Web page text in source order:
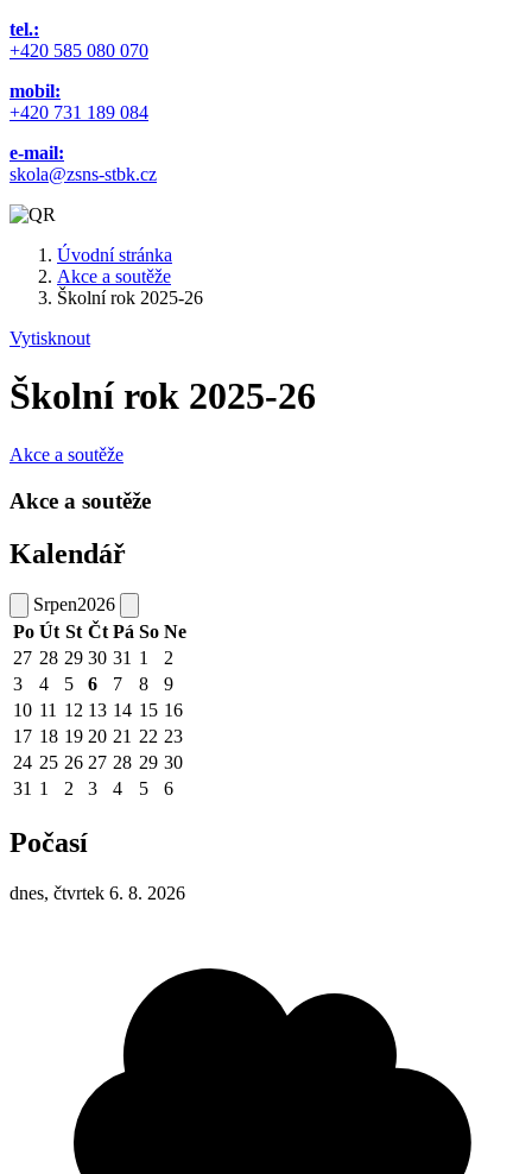
tel.:
+420 585 080 070
mobil:
+420 731 189 084
e-mail:
skola@zsns-stbk.cz
Úvodní stránka
Akce a soutěže
Školní rok 2025-26
Vytisknout
Školní rok 2025-26
Akce a soutěže
Akce a soutěže
Kalendář
Srpen2026
Po Út St Čt Pá So Ne
27 28 29 30 31 1
2
3
4 5 6 7 8
9
10 11 12 13 14 15 16
17 18 19 20 21 22 23
24 25 26 27 28 29 30
31 1 2 3 4 5 6
Počasí
dnes, čtvrtek 6. 8. 2026